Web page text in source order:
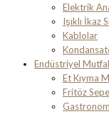
Elektrik
Işıklı İkaz
Kablolar
Endüstriyel
Et Kıyma
Fritöz